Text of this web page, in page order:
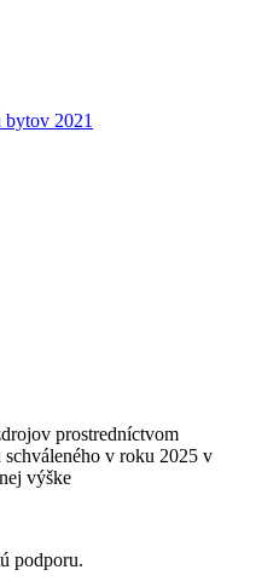
2021
prostredníctvom
v roku 2025 v
výške
podporu.